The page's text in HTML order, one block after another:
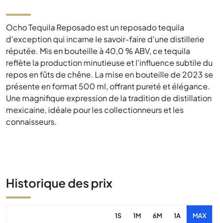
Ocho Tequila Reposado est un reposado tequila
d'exception qui incarne le savoir-faire d'une distillerie
réputée. Mis en bouteille à 40,0 % ABV, ce tequila
reflète la production minutieuse et l'influence subtile du
repos en fûts de chêne. La mise en bouteille de 2023 se
présente en format 500 ml, offrant pureté et élégance.
Une magnifique expression de la tradition de distillation
mexicaine, idéale pour les collectionneurs et les
connaisseurs.
Historique des prix
1S 1M 6M 1A MAX